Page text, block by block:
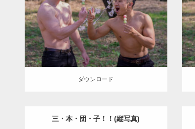
Category:桜とマッチョ kaichan
SOSUKE 外資系筋肉
ダウンロード
ダウンロード
三・本・団・子！！(縦写真)